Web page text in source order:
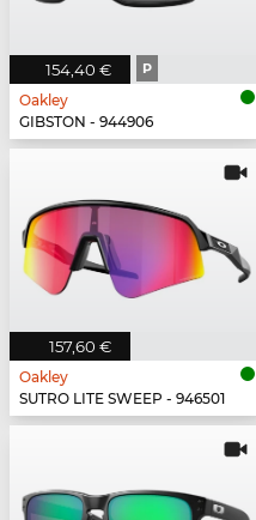
154,40 € P
Oakley
GIBSTON - 944906
157,60 €
Oakley
SUTRO LITE SWEEP - 946501